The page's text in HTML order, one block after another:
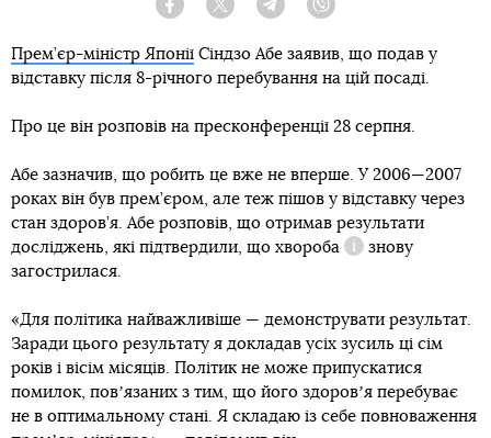
Facebook Twitter Telegram
Прем’єр-міністр Японії Сіндзо Абе заявив, що подав у
відставку після 8-річного перебування на цій посаді.
Про це він розповів на пресконференції 28 серпня.
Абе зазначив, що робить це вже не вперше. У 2006—2007
роках він був прем’єром, але теж пішов у відставку через
стан здоров’я. Абе розповів, що отримав результати
досліджень, які підтвердили, що хвороба
Довідка
знову
загострилася.
«Для політика найважливіше — демонструвати результат.
Заради цього результату я докладав усіх зусиль ці сім
років і вісім місяців. Політик не може припускатися
помилок, повʼязаних з тим, що його здоровʼя перебуває
не в оптимальному стані. Я складаю із себе повноваження